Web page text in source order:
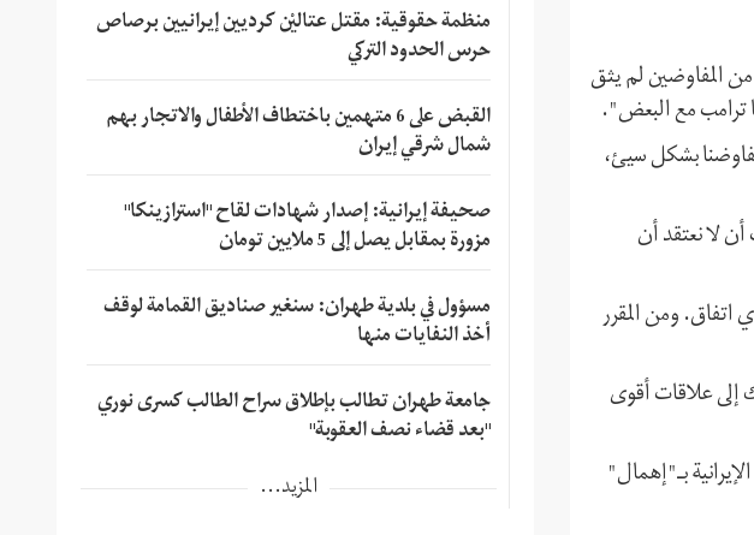
المفاوضين لم يثق
ترامب مع البعض".
تفاوضنا بشكل سيئ،
لا نعتقد أن
أي اتفاق. ومن المقرر
إلى علاقات أقوى
بـ"إهمال"
منظمة حقوقية: مقتل عتاليْن كرديين إيرانيين برصاص
حرس الحدود التركي
القبض على 6 متهمين باختطاف الأطفال والاتجار بهم
شمال شرقي إيران
صحيفة إيرانية: إصدار شهادات لقاح "استرازينكا"
مزورة بمقابل يصل إلى 5 ملايين تومان
مسؤول في بلدية طهران: سنغير صناديق القمامة لوقف
أخذ النفايات منها
جامعة طهران تطالب بإطلاق سراح الطالب كسرى نوري
"بعد قضاء نصف العقوبة"
المزيد...